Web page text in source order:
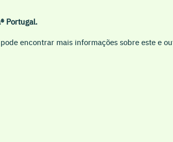
Portugal.
encontrar mais informações sobre este e